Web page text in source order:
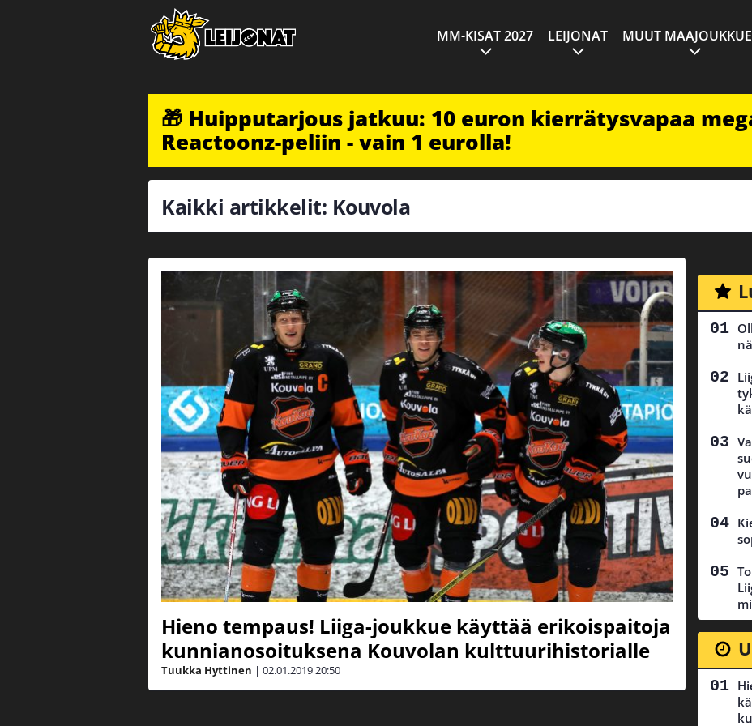
MM-KISAT 2027 LEIJONAT MUUT
🎁 Huipputarjous jatkuu: 10 euron kierrätysvapaa
Reactoonz-peliin - vain 1 eurolla!
Kaikki artikkelit: Kouvola
Hieno tempaus! Liiga-joukkue käyttää erikoispaitoja
kunnianosoituksena Kouvolan kulttuurihistorialle
Tuukka Hyttinen | 02.01.201920:50